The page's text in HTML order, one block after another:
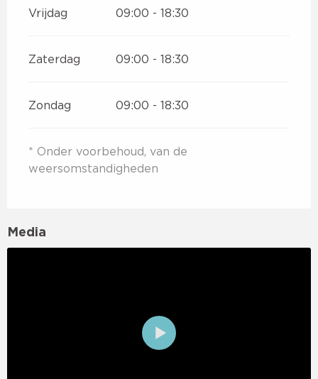
Vrijdag 09:00 - 18:30
Zaterdag 09:00 - 18:30
Zondag 09:00 - 18:30
* Onder voorbehoud, van de
weersomstandigheden
Media